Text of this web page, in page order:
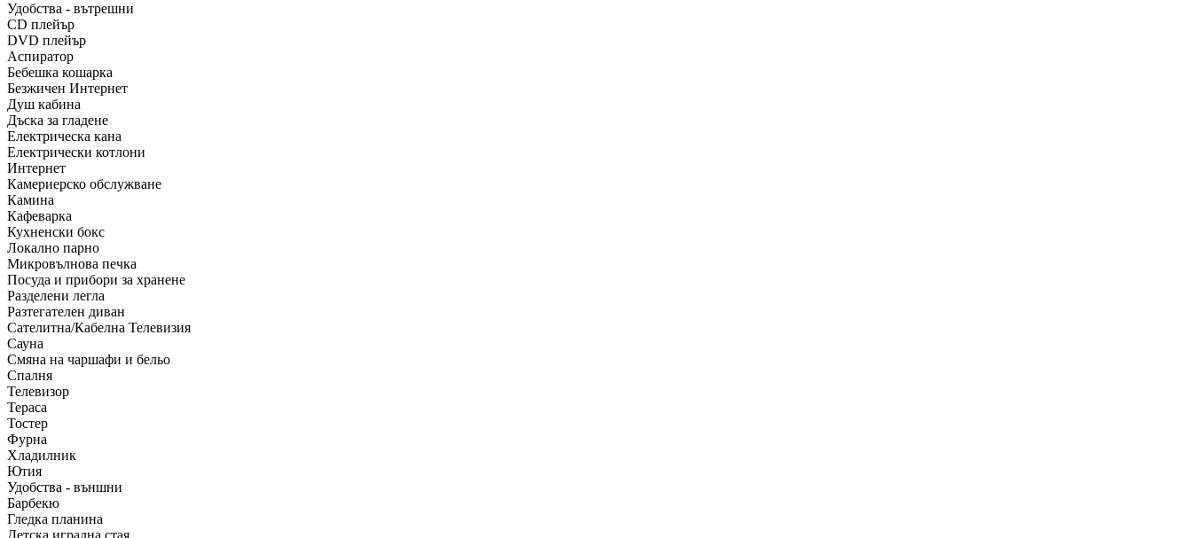
Удобства - вътрешни
CD плейър
DVD плейър
Аспиратор
Бебешка кошарка
Безжичен Интернет
Душ кабина
Дъска за гладене
Електрическа кана
Електрически котлони
Интернет
Камериерско обслужване
Камина
Кафеварка
Кухненски бокс
Локално парно
Микровълнова печка
Посуда и прибори за хранене
Разделени легла
Разтегателен диван
Сателитна/Кабелна Телевизия
Сауна
Смяна на чаршафи и бельо
Спалня
Телевизор
Тераса
Тостер
Фурна
Хладилник
Ютия
Удобства - външни
Барбекю
Гледка планина